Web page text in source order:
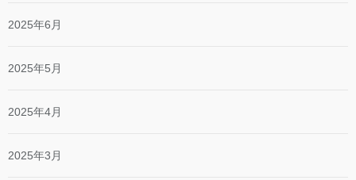
2025年6月
2025年5月
2025年4月
2025年3月